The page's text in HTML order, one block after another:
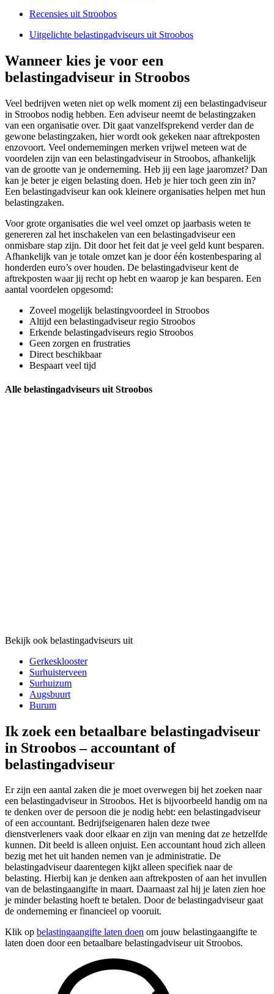
Recensies uit Stroobos
Uitgelichte belastingadviseurs uit Stroobos
Wanneer kies je voor een
belastingadviseur in Stroobos
Veel bedrijven weten niet op welk moment zij een belastingadviseur
in Stroobos nodig hebben. Een adviseur neemt de belastingzaken
van een organisatie over. Dit gaat vanzelfsprekend verder dan de
gewone belastingzaken, hier wordt ook gekeken naar aftrekposten
enzovoort. Veel ondernemingen merken vrijwel meteen wat de
voordelen zijn van een belastingadviseur in Stroobos, afhankelijk
van de grootte van je onderneming. Heb jij een lage jaaromzet? Dan
kan je beter je eigen belasting doen. Heb je hier toch geen zin in?
Een belastingadviseur kan ook kleinere organisaties helpen met hun
belastingzaken.
Voor grote organisaties die wel veel omzet op jaarbasis weten te
genereren zal het inschakelen van een belastingadviseur een
onmisbare stap zijn. Dit door het feit dat je veel geld kunt besparen.
Afhankelijk van je totale omzet kan je door één kostenbesparing al
honderden euro’s over houden. De belastingadviseur kent de
aftrekposten waar jij recht op hebt en waarop je kan besparen. Een
aantal voordelen opgesomd:
Zoveel mogelijk belastingvoordeel in Stroobos
Altijd een belastingadviseur regio Stroobos
Erkende belastingadviseurs regio Stroobos
Geen zorgen en frustraties
Direct beschikbaar
Bespaart veel tijd
Alle belastingadviseurs uit Stroobos
Bekijk ook belastingadviseurs uit
Gerkesklooster
Surhuisterveen
Surhuizum
Augsbuurt
Burum
Ik zoek een betaalbare belastingadviseur
in Stroobos – accountant of
belastingadviseur
Er zijn een aantal zaken die je moet overwegen bij het zoeken naar
een belastingadviseur in Stroobos. Het is bijvoorbeeld handig om na
te denken over de persoon die je nodig hebt: een belastingadviseur
of een accountant. Bedrijfseigenaren halen deze twee
dienstverleners vaak door elkaar en zijn van mening dat ze hetzelfde
kunnen. Dit beeld is alleen onjuist. Een accountant houd zich alleen
bezig met het uit handen nemen van je administratie. De
belastingadviseur daarentegen kijkt alleen specifiek naar de
belasting. Hierbij kan je denken aan aftrekposten of aan het invullen
van de belastingaangifte in maart. Daarnaast zal hij je laten zien hoe
je minder belasting hoeft te betalen. Door de belastingadviseur gaat
de onderneming er financieel op vooruit.
Klik op belastingaangifte laten doen om jouw belastingaangifte te
laten doen door een betaalbare belastingadviseur uit Stroobos.